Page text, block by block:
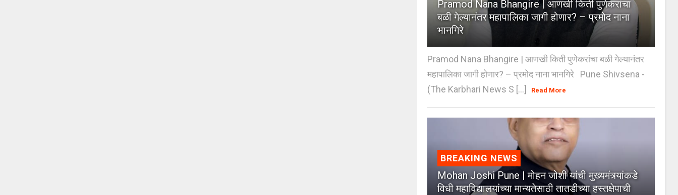
Pramod Nana Bhangire | आणखी किती पुणेकरांचा
बळी गेल्यानंतर महापालिका जागी होणार? – प्रमोद नाना
भानगिरे
Pramod Nana Bhangire | आणखी किती पुणेकरांचा बळी गेल्यानंतर
महापालिका जागी होणार? – प्रमोद नाना भानगिरे Pune Shivsena -
(The Karbhari News S [...]
Read More
BREAKING NEWS
Mohan Joshi Pune | मोहन जोशी यांची मुख्यमंत्र्यांकडे
विधी महाविद्यालयांच्या मान्यतेसाठी तातडीच्या हस्तक्षेपाची